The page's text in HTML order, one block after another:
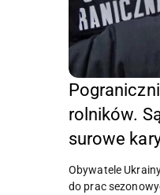
rolników.
surowe
Obywatele
do prac